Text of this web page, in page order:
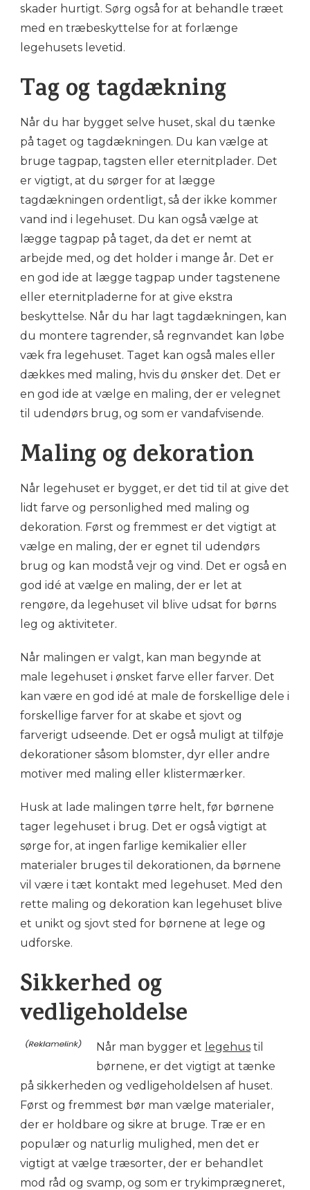
skader hurtigt. Sørg også for at behandle træet
med en træbeskyttelse for at forlænge
legehusets levetid.
Tag og tagdækning
Når du har bygget selve huset, skal du tænke
på taget og tagdækningen. Du kan vælge at
bruge tagpap, tagsten eller eternitplader. Det
er vigtigt, at du sørger for at lægge
tagdækningen ordentligt, så der ikke kommer
vand ind i legehuset. Du kan også vælge at
lægge tagpap på taget, da det er nemt at
arbejde med, og det holder i mange år. Det er
en god ide at lægge tagpap under tagstenene
eller eternitpladerne for at give ekstra
beskyttelse. Når du har lagt tagdækningen, kan
du montere tagrender, så regnvandet kan løbe
væk fra legehuset. Taget kan også males eller
dækkes med maling, hvis du ønsker det. Det er
en god ide at vælge en maling, der er velegnet
til udendørs brug, og som er vandafvisende.
Maling og dekoration
Når legehuset er bygget, er det tid til at give det
lidt farve og personlighed med maling og
dekoration. Først og fremmest er det vigtigt at
vælge en maling, der er egnet til udendørs
brug og kan modstå vejr og vind. Det er også en
god idé at vælge en maling, der er let at
rengøre, da legehuset vil blive udsat for børns
leg og aktiviteter.
Når malingen er valgt, kan man begynde at
male legehuset i ønsket farve eller farver. Det
kan være en god idé at male de forskellige dele i
forskellige farver for at skabe et sjovt og
farverigt udseende. Det er også muligt at tilføje
dekorationer såsom blomster, dyr eller andre
motiver med maling eller klistermærker.
Husk at lade malingen tørre helt, før børnene
tager legehuset i brug. Det er også vigtigt at
sørge for, at ingen farlige kemikalier eller
materialer bruges til dekorationen, da børnene
vil være i tæt kontakt med legehuset. Med den
rette maling og dekoration kan legehuset blive
et unikt og sjovt sted for børnene at lege og
udforske.
Sikkerhed og
vedligeholdelse
Når man bygger et legehus til
børnene, er det vigtigt at tænke
på sikkerheden og vedligeholdelsen af huset.
Først og fremmest bør man vælge materialer,
der er holdbare og sikre at bruge. Træ er en
populær og naturlig mulighed, men det er
vigtigt at vælge træsorter, der er behandlet
mod råd og svamp, og som er trykimprægneret,